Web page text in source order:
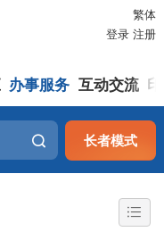
繁体
登录 注册
办事服务 互动交流
长者模式